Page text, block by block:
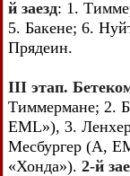
й заезд: 1.
5. Бакене; 6.
Прядеин.
III этап.
Тиммермане; 2.
EML»), 3.
Месбургер (A,
«Хонда»). 2-й